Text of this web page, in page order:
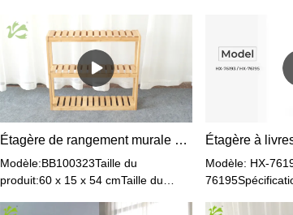
Étagère de rangement murale à 3 niveaux
Modèle:BB100323Taille du
produit:60 x 15 x 54 cmTaille du
Modèle: HX-